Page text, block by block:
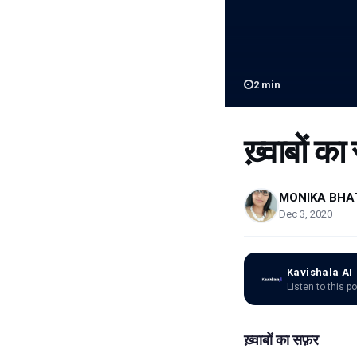
2 min
ख़्वाबों
MONIKA
Dec 3, 2020
Kavishala AI
Listen to this
ख़्वाबों का सफ़र